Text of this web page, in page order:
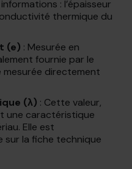
: l’épaisseur
thermique du
(e) : Mesurée en
fournie par le
directement
(λ) : Cette valeur,
une caractéristique
Elle est
sur la fiche technique